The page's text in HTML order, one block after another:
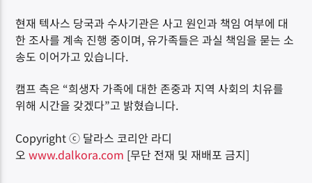
현재 텍사스 당국과 수사기관은 사고 원인과 책임 여부에 대
한 조사를 계속 진행 중이며, 유가족들은 과실 책임을 묻는 소
송도 이어가고 있습니다.
캠프 측은 “희생자 가족에 대한 존중과 지역 사회의 치유를
위해 시간을 갖겠다”고 밝혔습니다.
Copyright ⓒ 달라스 코리안 라디
오www.dalkora.com [무단 전재 및 재배포 금지]